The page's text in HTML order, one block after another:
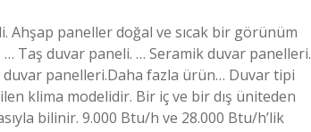
Ahşap paneller doğal ve sıcak bir görünüm
Taş duvar paneli. … Seramik duvar panelleri.
duvar panelleri.Daha fazla ürün… Duvar tipi
klima modelidir. Bir iç ve bir dış üniteden
bilinir. 9.000 Btu/h ve 28.000 Btu/h’lik